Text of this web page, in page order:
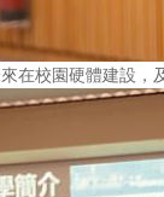
在校園硬體建設，